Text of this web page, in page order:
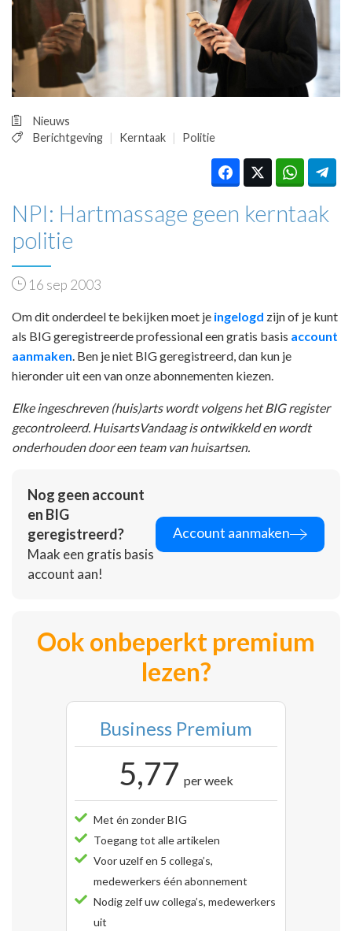
PRAKTIJKZAKEN
TARIEVEN
VPHUISARTSEN
MEDISCHE VAKHANDEL
REGISTRATIE
Nieuws
Berichtgeving
Kerntaak Politie
NPI: Hartmassage geen kerntaak
politie
16 sep 2003
Om dit onderdeel te bekijken moet je ingelogd zijn of je kunt
als BIG geregistreerde professional een gratis basis account
aanmaken . Ben je niet BIG geregistreerd, dan kun je
hieronder uit een van onze abonnementen kiezen.
Elke ingeschreven (huis)arts wordt volgens het BIG register
gecontroleerd. HuisartsVandaag is ontwikkeld en wordt
onderhouden door een team van huisartsen.
Nog geen account
en BIG
geregistreerd?
Maak een gratis basis
account aan!
Account aanmaken
Ook onbeperkt premium
lezen?
Business Premium
5,77 per week
Met én zonder BIG
Toegang tot alle artikelen
Voor uzelf en 5 collega’s,
medewerkers één abonnement
Nodig zelf uw collega’s, medewerkers
uit